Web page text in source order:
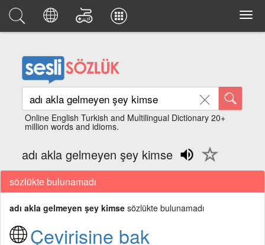
Online English Turkish and Multilingual Dictionary 20+
million words and idioms.
adı akla gelmeyen şey kimse
sözlükte bulunamadı
adı akla gelmeyen şey kimse sözlükte bulunamadı
Çevirisine bak